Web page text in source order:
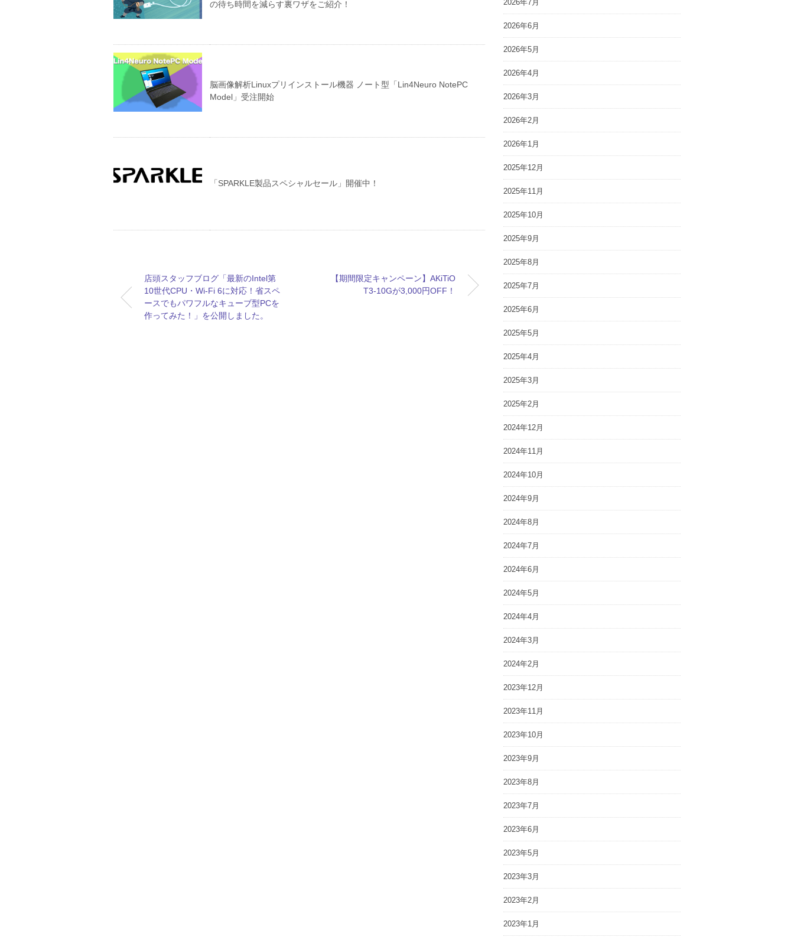
の待ち時間を減らす裏ワザをご紹介！
脳画像解析Linuxプリインストール機器 ノート型「Lin4Neuro NotePC
Model」受注開始
「SPARKLE製品スペシャルセール」開催中！
店頭スタッフブログ「最新のIntel第
10世代CPU・Wi-Fi 6に対応！省スペ
ースでもパワフルなキューブ型PCを
作ってみた！」を公開しました。
【期間限定キャンペーン】AKiTiO
T3-10Gが3,000円OFF！
2026年7月
2026年6月
2026年5月
2026年4月
2026年3月
2026年2月
2026年1月
2025年12月
2025年11月
2025年10月
2025年9月
2025年8月
2025年7月
2025年6月
2025年5月
2025年4月
2025年3月
2025年2月
2024年12月
2024年11月
2024年10月
2024年9月
2024年8月
2024年7月
2024年6月
2024年5月
2024年4月
2024年3月
2024年2月
2023年12月
2023年11月
2023年10月
2023年9月
2023年8月
2023年7月
2023年6月
2023年5月
2023年3月
2023年2月
2023年1月